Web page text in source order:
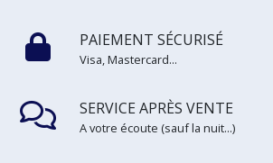
PAIEMENT SÉCURISÉ
Visa, Mastercard...
SERVICE APRÈS VENTE
A votre écoute (sauf la nuit...)